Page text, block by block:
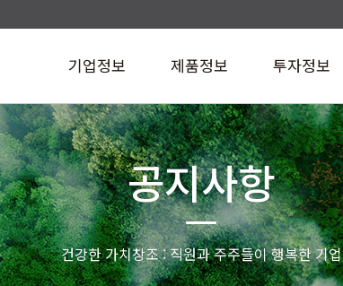
기업정보 제품정보 투자정보
공지사항
건강한 가치창조 : 직원과 주주들이 행복한 기업